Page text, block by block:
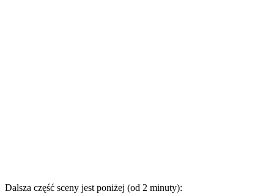
Dalsza część sceny jest poniżej (od 2 minuty):